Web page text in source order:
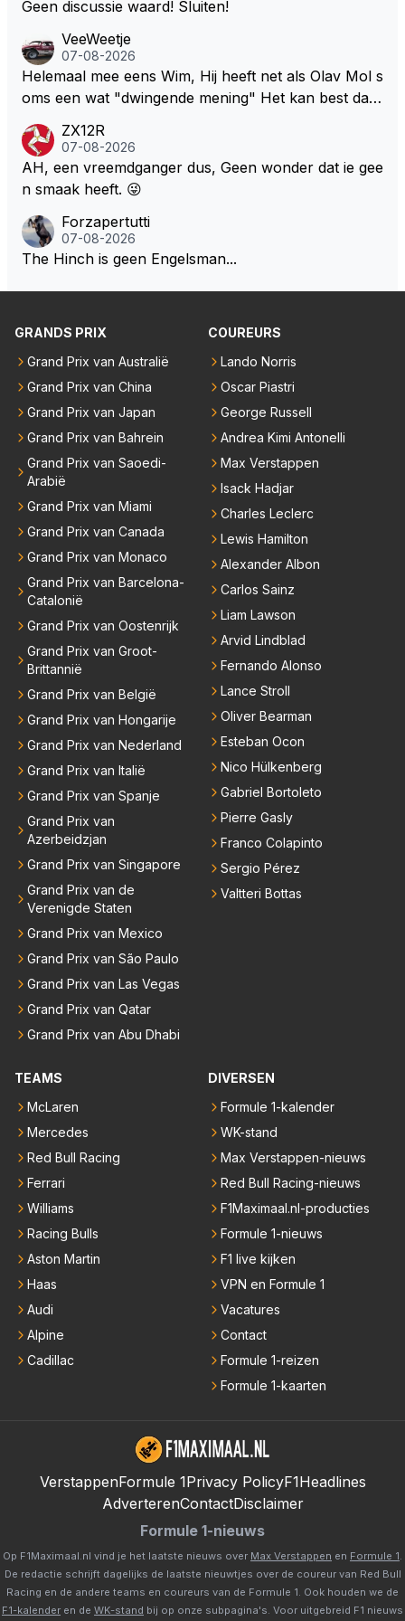
er echte raceauto's te zien zodat iedereen weer teru
gkomt naar de F1 die inmiddels weggelopen zijn!
ddelpers en de RTL Boulevards van deze wereld dit
uitermate belangrijke nieuws volledig hebben gemist.
Geen discussie waard! Sluiten!
VeeWeetje
07-08-2026
Helemaal mee eens Wim, Hij heeft net als Olav Mol s
oms een wat "dwingende mening" Het kan best dat
l bij Windsor op te roepen. Maar in een tijd zonder r
aces zijn dit leuke berichtjes
ZX12R
07-08-2026
AH, een vreemdganger dus, Geen wonder dat ie gee
n smaak heeft. 😜
Forzapertutti
07-08-2026
The Hinch is geen Engelsman...
GRANDS PRIX
Grand Prix van Australië
Grand Prix van China
Grand Prix van Japan
Grand Prix van Bahrein
Grand Prix van Saoedi-
Arabië
Grand Prix van Miami
Grand Prix van Canada
Grand Prix van Monaco
Grand Prix van Barcelona-
Catalonië
Grand Prix van Oostenrijk
Grand Prix van Groot-
Brittannië
Grand Prix van België
Grand Prix van Hongarije
Grand Prix van Nederland
Grand Prix van Italië
Grand Prix van Spanje
Grand Prix van
Azerbeidzjan
Grand Prix van Singapore
Grand Prix van de
Verenigde Staten
Grand Prix van Mexico
Grand Prix van São Paulo
Grand Prix van Las Vegas
Grand Prix van Qatar
Grand Prix van Abu Dhabi
COUREURS
Lando Norris
Oscar Piastri
George Russell
Andrea Kimi Antonelli
Max Verstappen
Isack Hadjar
Charles Leclerc
Lewis Hamilton
Alexander Albon
Carlos Sainz
Liam Lawson
Arvid Lindblad
Fernando Alonso
Lance Stroll
Oliver Bearman
Esteban Ocon
Nico Hülkenberg
Gabriel Bortoleto
Pierre Gasly
Franco Colapinto
Sergio Pérez
Valtteri Bottas
TEAMS
McLaren
Mercedes
Red Bull Racing
Ferrari
Williams
Racing Bulls
Aston Martin
Haas
Audi
Alpine
Cadillac
DIVERSEN
Formule 1-kalender
WK-stand
Max Verstappen-nieuws
Red Bull Racing-nieuws
F1Maximaal.nl-producties
Formule 1-nieuws
F1 live kijken
VPN en Formule 1
Vacatures
Contact
Formule 1-reizen
Formule 1-kaarten
VerstappenFormule 1Privacy PolicyF1Headlines
AdverterenContactDisclaimer
Formule 1-nieuws
Op F1Maximaal.nl vind je het laatste nieuws over Max Verstappen en Formule 1
De redactie schrijft dagelijks de laatste nieuwtjes over de coureur van Red Bull
Racing en de andere teams en coureurs van de Formule 1. Ook houden we de
F1-kalender en de WK-stand bij op onze subpagina's. Voor uitgebreid F1 nieuws